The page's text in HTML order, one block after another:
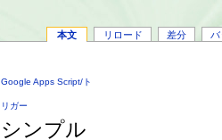
本文 リロード 差分 バ
Google Apps Script/ト
リガー
シンプル